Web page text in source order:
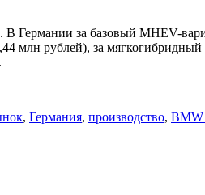
Германии за базовый MHEV-
млн рублей), за
, Германия, производство, BMW